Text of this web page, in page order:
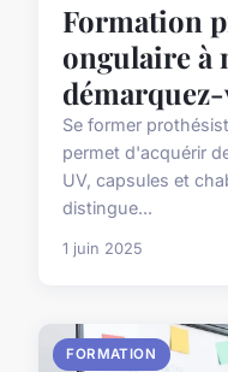
Formation
ongulaire à
Se former
permet d'acquérir
UV, capsules et
distingue...
1 juin 2025
FORMATION